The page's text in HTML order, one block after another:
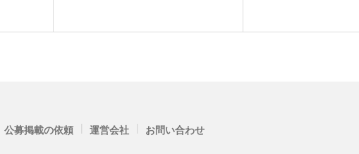
公募掲載の依頼 | 運営会社 | お問い合わせ